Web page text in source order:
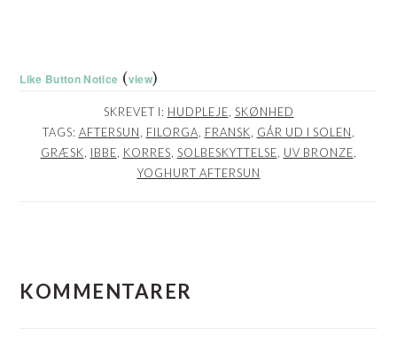
Like Button Notice (view)
SKREVET I: HUDPLEJE, SKØNHED
TAGS: AFTERSUN, FILORGA, FRANSK, GÅR UD I SOLEN,
GRÆSK, IBBE, KORRES, SOLBESKYTTELSE, UV BRONZE,
YOGHURT AFTERSUN
KOMMENTARER